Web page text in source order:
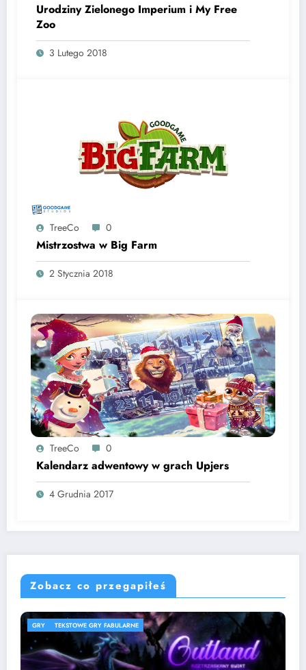
Urodziny Zielonego Imperium i My Free
Zoo
3 Lutego 2018
TreeCo 0
Mistrzostwa w Big Farm
2 Stycznia 2018
TreeCo 0
Kalendarz adwentowy w grach Upjers
4 Grudnia 2017
Zobacz co przegapiłeś
SPIS GIER SPORTOWE